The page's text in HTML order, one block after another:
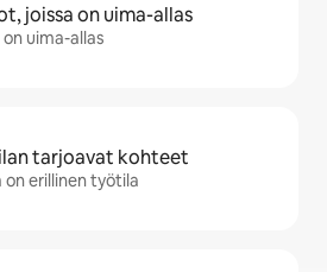
joissa on uima-allas
uima-allas
tarjoavat kohteet
erillinen työtila